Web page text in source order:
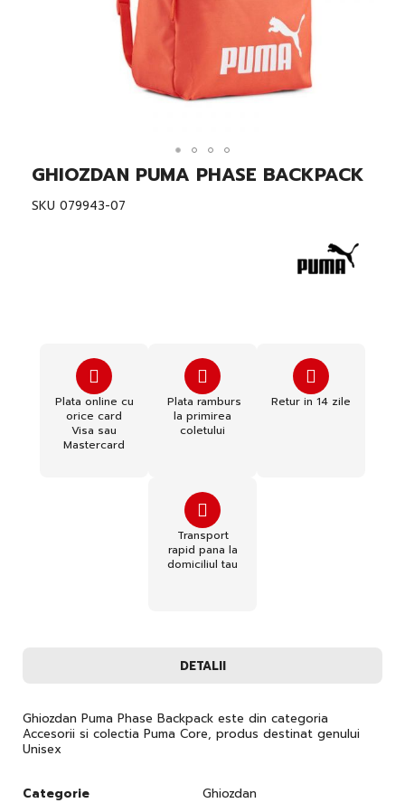
Skip
to
the
GHIOZDAN PUMA PHASE BACKPACK
SKU 079943-07
Plata online cu
orice card
Visa sau
Mastercard
Plata ramburs
la primirea
coletului
Retur in 14 zile
Transport
rapid pana la
domiciliul tau
DETALII
Ghiozdan Puma Phase Backpack este din categoria
Accesorii si colectia Puma Core, produs destinat genului
Unisex
Categorie
Ghiozdan